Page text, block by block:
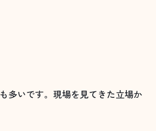
多いです。現場を見てきた立場か